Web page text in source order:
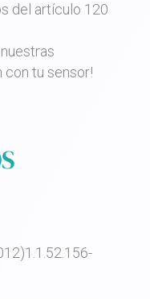
del artículo 120
con tu sensor!